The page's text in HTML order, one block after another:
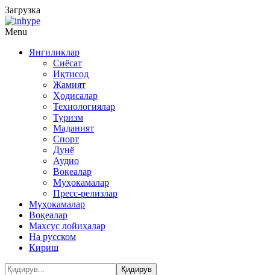
Загрузка
Menu
Янгиликлар
Сиёсат
Иқтисод
Жамият
Ҳодисалар
Технологиялар
Туризм
Маданият
Спорт
Дунё
Аудио
Воқеалар
Муҳокамалар
Пресс-релизлар
Муҳокамалар
Воқеалар
Махсус лойиҳалар
На русском
Кириш